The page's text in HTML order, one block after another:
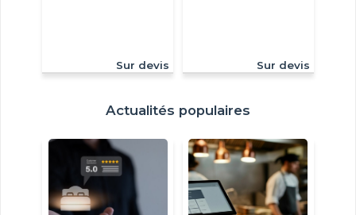
Sur devis Sur devis
Actualités populaires